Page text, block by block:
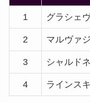
1 グラシェ
2 マルヴァ
3 シャルドネ
4 ラインス